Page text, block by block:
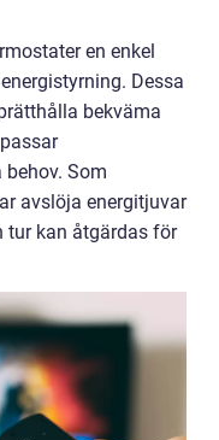
en enkel
Dessa
bekväma
Som
avslöja energitjuvar
tur kan åtgärdas för